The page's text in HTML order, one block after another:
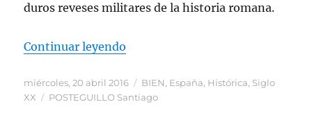
duros reveses militares de la historia romana.
Continuar leyendo
Publicado
el
miércoles, 20 abril 2016 Categorías
BIEN España Histórica Siglo
XX
Etiquetas
POSTEGUILLO Santiago